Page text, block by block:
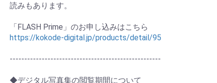
お買い物を続ける カートへ進む
読みもあります。
「FLASH Prime」のお申し込みはこちら
https://kokode-digital.jp/products/detail/95
----------------------------------------------------
◆デジタル写真集の閲覧期間について